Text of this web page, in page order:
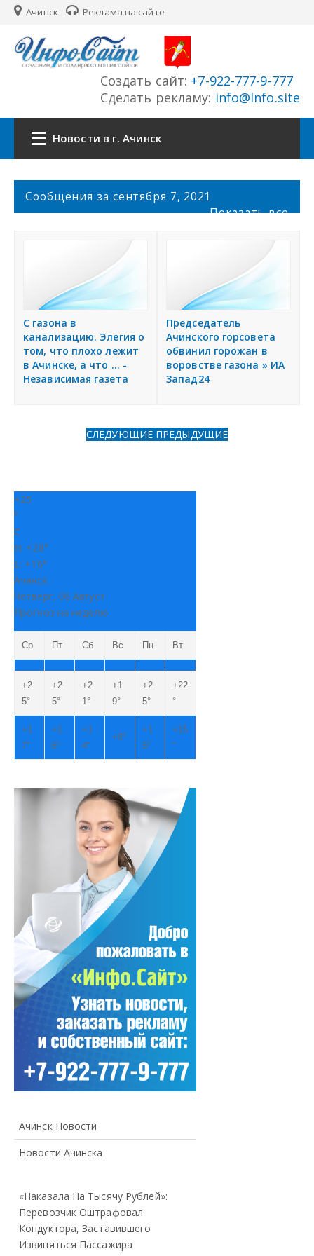
Ачинск Реклама на сайте
Создать сайт: +7-922-777-9-777
Сделать рекламу: info@lnfo.site
Новости в г. Ачинск
Главная
История города
Разместить объявление
Регионы России
Сообщения за сентября 7, 2021
Показать все
С газона в
канализацию. Элегия о
том, что плохо лежит
в Ачинске, а что ... -
Независимая газета
Председатель
Ачинского горсовета
обвинил горожан в
воровстве газона » ИА
Запад24
СЛЕДУЮЩИЕ ПРЕДЫДУЩИЕ
+25
°
C
H: +28°
L: +16°
Ачинск
Четверг, 06 Август
Прогноз на неделю
Ср Пт Сб Вс Пн Вт
+2
5°
+2
5°
+2
1°
+1
9°
+2
5°
+22
°
+1
7°
+1
6°
+1
4°
+8°
+1
5°
+15
°
Ачинск Новости
Новости Ачинска
«Наказала На Тысячу Рублей»:
Перевозчик Оштрафовал
Кондуктора, Заставившего
Извиняться Пассажира